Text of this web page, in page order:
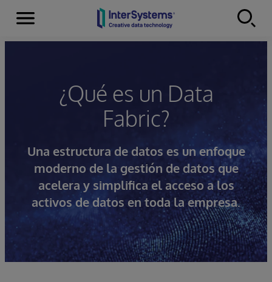
Skip to content
Secciones
¿Qué es un Data
Fabric?
Una estructura de datos es un enfoque
moderno de la gestión de datos que
acelera y simplifica el acceso a los
activos de datos en toda la empresa.